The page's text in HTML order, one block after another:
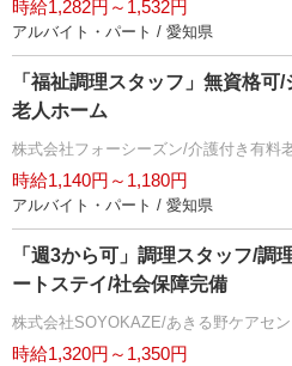
時給1,282円～1,532円
アルバイト・パート / 愛知県
「福祉調理スタッフ」無資格
老人ホーム
株式会社フォーシーズン/介護付き有料
時給1,140円～1,180円
アルバイト・パート / 愛知県
「週3から可」調理スタッフ/調
ートステイ/社会保障完備
株式会社SOYOKAZE/あきる野ケアセ
時給1,320円～1,350円